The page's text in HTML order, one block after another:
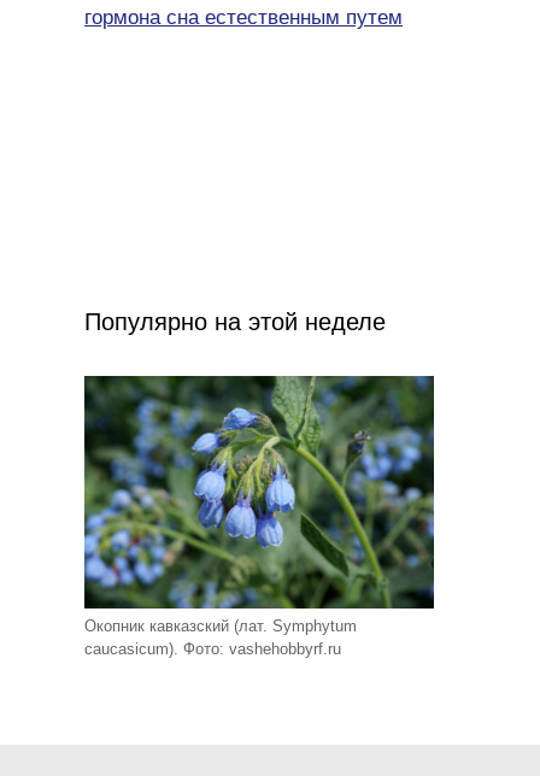
гормона сна естественным путем
Популярно на этой неделе
Окопник кавказский (лат. Symphytum
caucasicum). Фото: vashehobbyrf.ru